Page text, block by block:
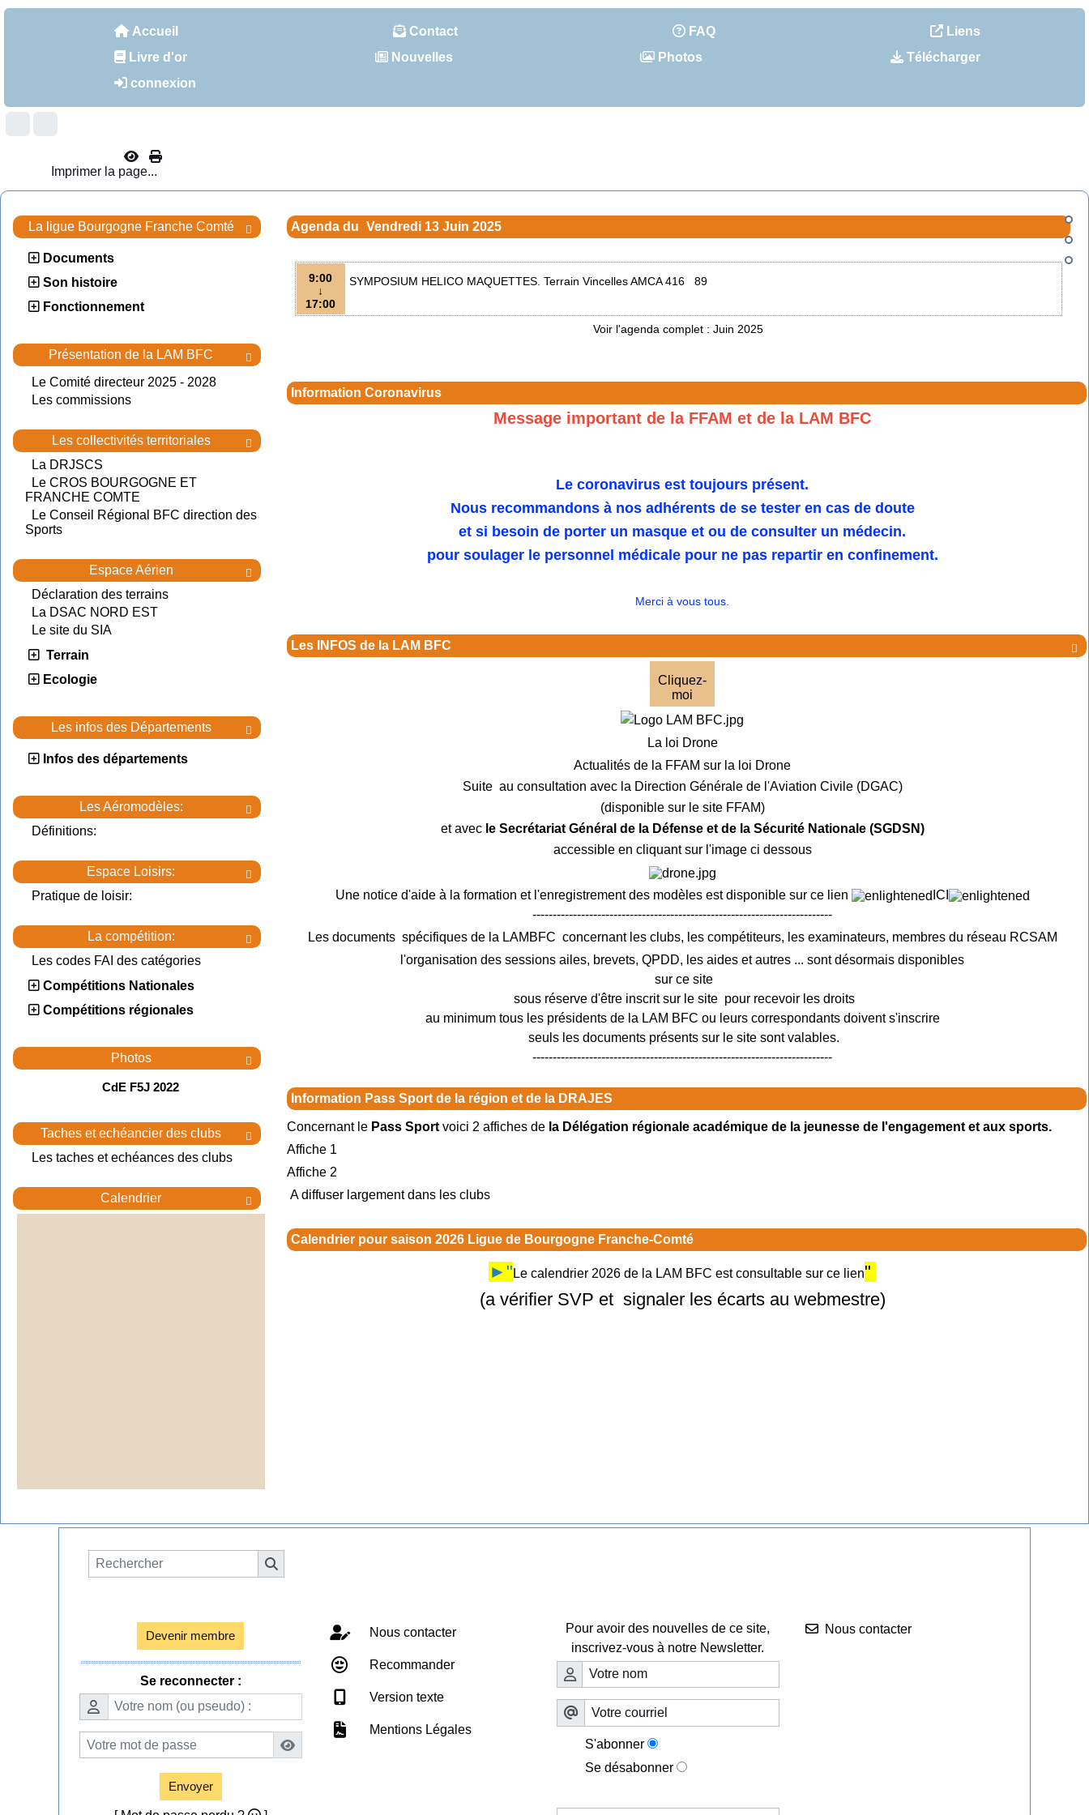
Accueil Contact FAQ
Liens
Livre d'or
Nouvelles Photos
Télécharger
connexion
Imprimer la page...

La ligue Bourgogne Franche Comté
Documents
Son histoire
Fonctionnement

Présentation de la LAM BFC
Le Comité directeur 2025 - 2028
Les commissions

Les collectivités territoriales
La DRJSCS
Le CROS BOURGOGNE ET
FRANCHE COMTE
Le Conseil Régional BFC direction des
Sports

Espace Aérien
Déclaration des terrains
La DSAC NORD EST
Le site du SIA
Terrain
Ecologie

Les infos des Départements
Infos des départements

Les Aéromodèles:
Définitions:

Espace Loisirs:
Pratique de loisir:

La compétition:
Les codes FAI des catégories
Compétitions Nationales
Compétitions régionales

Photos
CdE F5J 2022

Taches et echéancier des clubs
Les taches et echéances des clubs

Calendrier
Agenda du Vendredi 13 Juin 2025
9:00
↓
17:00
SYMPOSIUM HELICO MAQUETTES. Terrain Vincelles AMCA 416 89
Voir l'agenda complet : Juin 2025
Information Coronavirus
Message important de la FFAM et de la LAM BFC
Le coronavirus est toujours présent.
Nous recommandons à nos adhérents de se tester en cas de doute
et si besoin de porter un masque et ou de consulter un médecin.
pour soulager le personnel médicale pour ne pas repartir en confinement.
Merci à vous tous.

Les INFOS de la LAM BFC
Cliquez-
moi
La loi Drone
Actualités de la FFAM sur la loi Drone
Suite au consultation avec la Direction Générale de l'Aviation Civile (DGAC)
(disponible sur le site FFAM)
et avec le Secrétariat Général de la Défense et de la Sécurité Nationale (SGDSN)
accessible en cliquant sur l'image ci dessous
Une notice d'aide à la formation et l'enregistrement des modèles est disponible sur ce lien
ICI
--------------------------------------------------------------------------
Les documents spécifiques de la LAMBFC concernant les clubs, les compétiteurs, les examinateurs, membres du réseau RCSAM
l'organisation des sessions ailes, brevets, QPDD, les aides et autres ... sont désormais disponibles
sur ce site
sous réserve d'être inscrit sur le site pour recevoir les droits
au minimum tous les présidents de la LAM BFC ou leurs correspondants doivent s'inscrire
seuls les documents présents sur le site sont valables.
--------------------------------------------------------------------------
Information Pass Sport de la région et de la DRAJES
Concernant le Pass Sport voici 2 affiches de la Délégation régionale académique de la jeunesse de l'engagement et aux sports.
Affiche 1
Affiche 2
A diffuser largement dans les clubs
Calendrier pour saison 2026 Ligue de Bourgogne Franche-Comté
►" Le calendrier 2026 de la LAM BFC est consultable sur ce lien"
(a vérifier SVP et signaler les écarts au webmestre)
Devenir membre
Se reconnecter :
Envoyer
Nous contacter
Recommander
Version texte
Mentions Légales
Pour avoir des nouvelles de ce site,
inscrivez-vous à notre Newsletter.
S'abonner
Se désabonner
Nous contacter